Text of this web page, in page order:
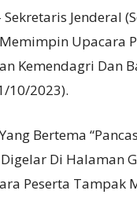
Sekretaris Jenderal
Upacara
Kemendagri Dan
10/2023).
Bertema
Di Halaman
Peserta Tampak